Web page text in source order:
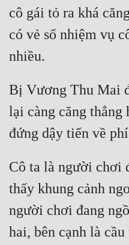
cô gái tỏ ra khá
có vẻ số nhiệm vụ
Bị Vương Thu Mai
lại càng căng thẳng
Cô ta là người chơi
thấy khung cảnh
người chơi đang
hai, bên cạnh là